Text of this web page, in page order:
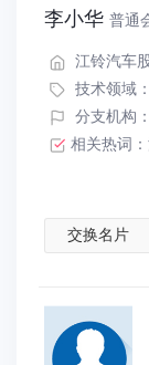
李小华 普通
江铃汽车
技术领域
分支机构
相关热词：
交换名片